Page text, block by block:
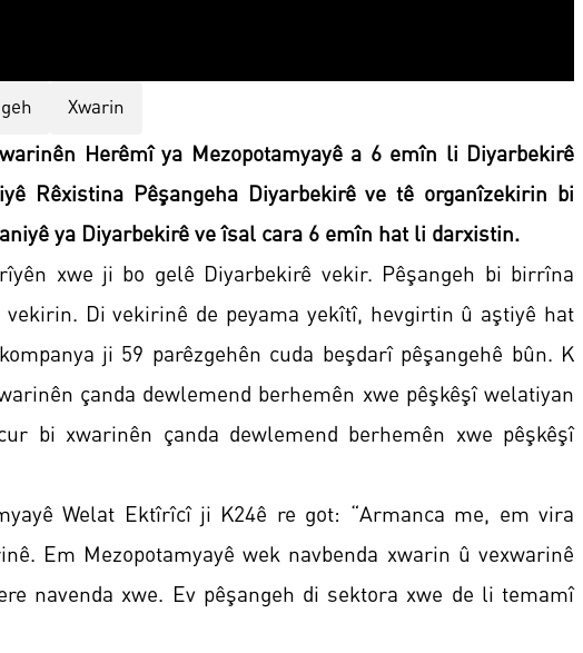
Xwarin
Herêmî ya Mezopotamyayê a 6 emîn li Diyarbekirê
Rêxistina Pêşangeha Diyarbekirê ve tê organîzekirin bi
ya Diyarbekirê ve îsal cara 6 emîn hat li darxistin.
xwe ji bo gelê Diyarbekirê vekir. Pêşangeh bi birrîna
Di vekirinê de peyama yekîtî, hevgirtin û aştiyê hat
ji 59 parêzgehên cuda beşdarî pêşangehê bûn. K
çanda dewlemend berhemên xwe pêşkêşî welatiyan
bi xwarinên çanda dewlemend berhemên xwe pêşkêşî
Welat Ektîrîcî ji K24ê re got: “Armanca me, em vira
Em Mezopotamyayê wek navbenda xwarin û vexwarinê
navenda xwe. Ev pêşangeh di sektora xwe de li temamî